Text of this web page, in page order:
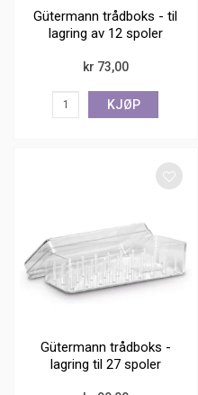
Gütermann trådboks - til
lagring av 12 spoler
kr 73,00
KJØP
Gütermann trådboks -
lagring til 27 spoler